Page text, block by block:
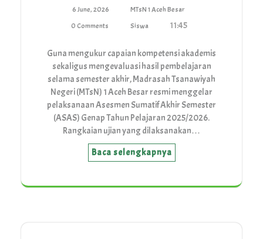
6 June, 2026
MTsN 1 Aceh Besar
0 Comments
Siswa 11:45
Guna mengukur capaian kompetensi akademis
sekaligus mengevaluasi hasil pembelajaran
selama semester akhir, Madrasah Tsanawiyah
Negeri (MTsN) 1 Aceh Besar resmi menggelar
pelaksanaan Asesmen Sumatif Akhir Semester
(ASAS) Genap Tahun Pelajaran 2025/2026.
Rangkaian ujian yang dilaksanakan…
Baca selengkapnya